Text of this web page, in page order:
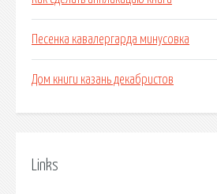
Песенка кавалергарда минусовка
Дом книги казань декабристов
Links